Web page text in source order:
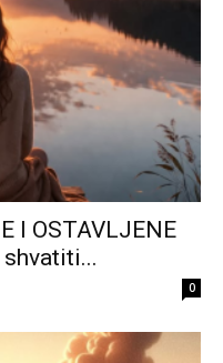
I OSTAVLJENE
0